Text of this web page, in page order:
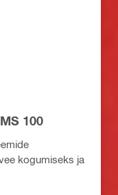
100
kogumiseks ja